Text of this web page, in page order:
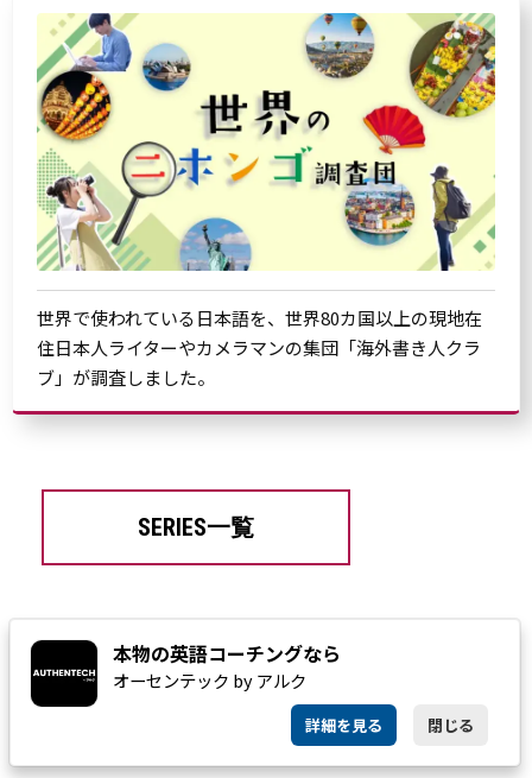
世界で使われている日本語を、世界80カ国以上の現地在
住日本人ライターやカメラマンの集団「海外書き人クラ
ブ」が調査しました。
SERIES一覧
タグ一覧 CULTURE
isn’tやaren’tのようにはなれなかった、ain’tの歴史～本屋大賞受賞
『ザリガニの鳴くところ』での使用例【翻訳の不思議】
本物の英語コーチングなら
オーセンテック by アルク
詳細を見る 閉じる